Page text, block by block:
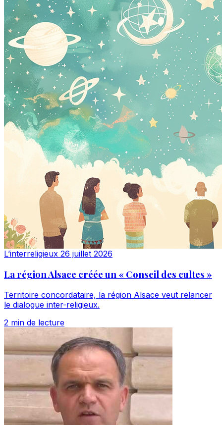
L’interreligieux 26 juillet 2026
La région Alsace créée un « Conseil des cultes »
Territoire concordataire, la région Alsace veut relancer
le dialogue inter-religieux.
2 min de lecture